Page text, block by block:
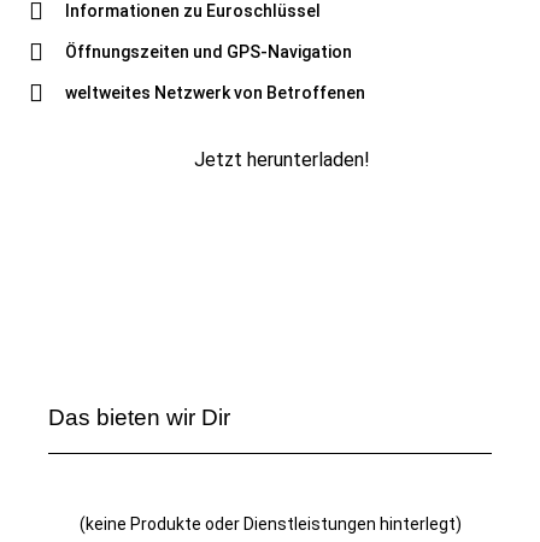
Informationen zu Euroschlüssel
Öffnungszeiten und GPS-Navigation
weltweites Netzwerk von Betroffenen
Jetzt herunterladen!
Das bieten wir Dir
(keine Produkte oder Dienstleistungen hinterlegt)